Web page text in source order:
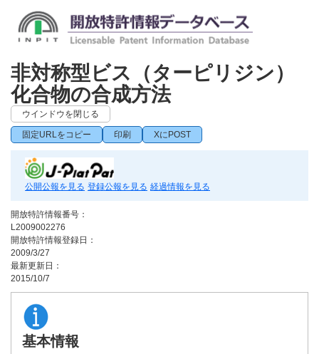
非対称型ビス（ターピリジン）
化合物の合成方法
ウインドウを閉じる
固定URLをコピー 印刷 XにPOST
公開公報を見る 登録公報を見る 経過情報を見る
開放特許情報番号：
L2009002276
開放特許情報登録日：
2009/3/27
最新更新日：
2015/10/7
基本情報